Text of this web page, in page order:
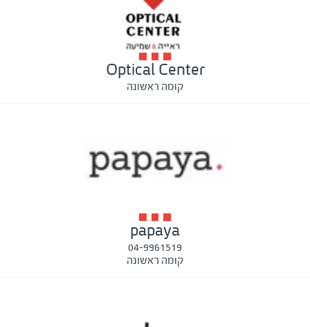
Optical Center
קומה ראשונה
papaya
04-9961519
קומה ראשונה